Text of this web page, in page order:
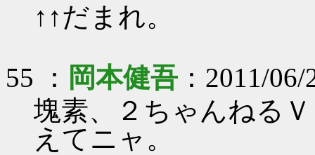
↑↑だまれ。
55 ： 岡本健吾：2011/06/
塊素、２ちゃんねる
えてニャ。